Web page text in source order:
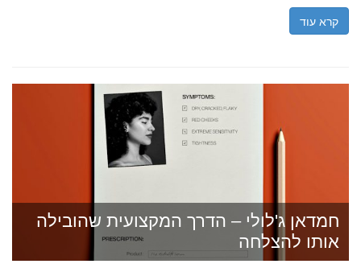
קרא עוד
חמדאן ג'לולי – הדרך המקצועית שהובילה
אותו להצלחה